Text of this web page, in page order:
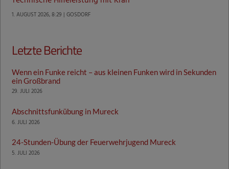
1. AUGUST 2026, 8:29 | GOSDORF
Letzte Berichte
Wenn ein Funke reicht – aus kleinen Funken wird in Sekunden
ein Großbrand
29. JULI 2026
Abschnittsfunkübung in Mureck
6. JULI 2026
24-Stunden-Übung der Feuerwehrjugend Mureck
5. JULI 2026